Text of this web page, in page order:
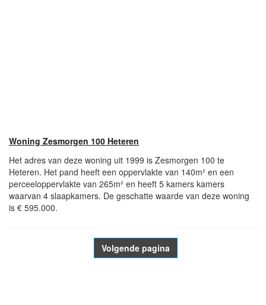
Woning Zesmorgen 100 Heteren
Het adres van deze woning uit 1999 is Zesmorgen 100 te
Heteren. Het pand heeft een oppervlakte van 140m² en een
perceeloppervlakte van 265m² en heeft 5 kamers kamers
waarvan 4 slaapkamers. De geschatte waarde van deze woning
is € 595.000.
Volgende pagina